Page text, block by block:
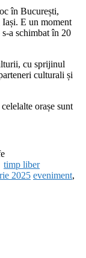
în București,
E un moment
s-a schimbat în 20
cu sprijinul
culturali și
orașe sunt
timp liber
2025 eveniment,